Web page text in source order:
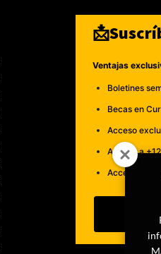
Ventajas
Boletines
Becas en
Acceso
Acceso a
Acceso a